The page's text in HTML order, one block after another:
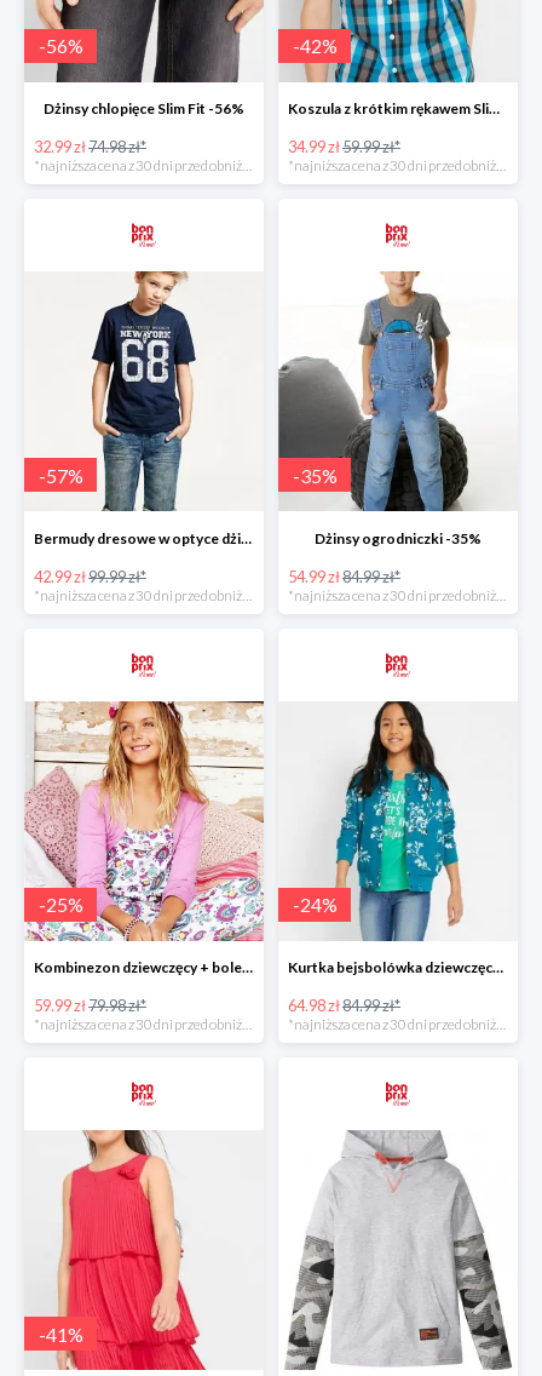
-56%
Dżinsy chlopięce Slim Fit -56%
32.99 zł74.98 zł*
*najniższa cena z 30 dni przed obniżką
-42%
Koszula z krótkim rękawem Slim Fit -41%
34.99 zł59.99 zł*
*najniższa cena z 30 dni przed obniżką
-57%
Bermudy dresowe w optyce dżinsowych -57%
42.99 zł99.99 zł*
-35%
Dżinsy ogrodniczki -35%
54.99 zł84.99 zł*
-25%
Kombinezon dziewczęcy + bolerko -25%
59.99 zł79.98 zł*
*najniższa cena z 30 dni przed obniżką
-24%
Kurtka bejsbolówka dziewczęca -23%
64.98 zł84.99 zł*
*najniższa cena z 30 dni przed obniżką
-41%